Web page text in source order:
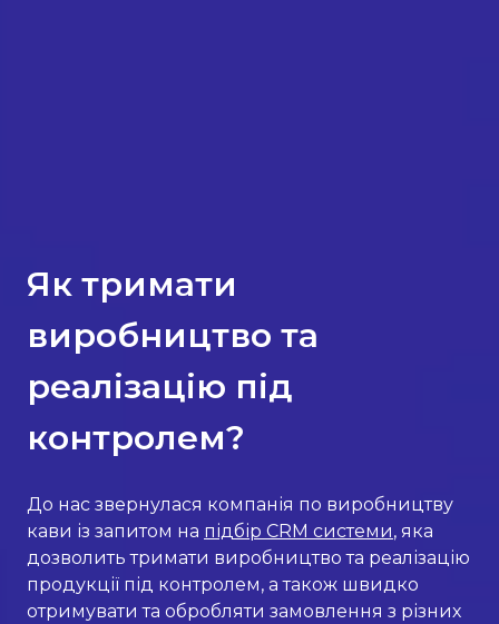
Як тримати
виробництво та
реалізацію під
контролем?
До нас звернулася компанія по виробництву
кави із запитом на підбір CRM системи, яка
дозволить тримати виробництво та реалізацію
продукції під контролем, а також швидко
отримувати та обробляти замовлення з різних